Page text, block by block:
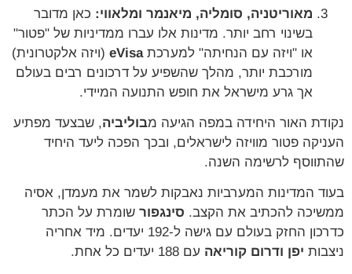
מאוריטניה, סומליה, מיאנמר ומלאווי: כאן מדובר
בשינוי רחב יותר. מדינות אלו עברו ממדיניות של "פטור"
או "ויזה עם הנחיתה" למערכתeVisa (ויזה אלקטרונית)
מורכבת יותר, מהלך שהשפיע על דרכונים רבים בעולם
אך גרע מישראל את חופש התנועה המיידי.
נקודת האור היחידה במפה הגיעה מבוליביה, שבצעד מפתיע
העניקה פטור מוויזה לישראלים, ובכך הפכה ליעד היחיד
שהתווסף לרשימה השנה.
בעוד המדינות המערביות נאבקות לשמר את מעמדן, אסיה
ממשיכה להכתיב את הקצב. סינגפור שומרת על הכתר
כדרכון החזק בעולם עם גישה ל-192 יעדים. מיד אחריה
ניצבות יפן ודרום קוריאה עם 188 יעדים כל אחת.